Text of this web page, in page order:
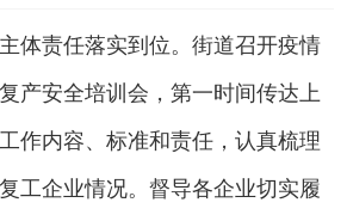
责任落实到位。街道召开疫情
产安全培训会，第一时间传达上
作内容、标准和责任，认真梳理
工企业情况。督导各企业切实履